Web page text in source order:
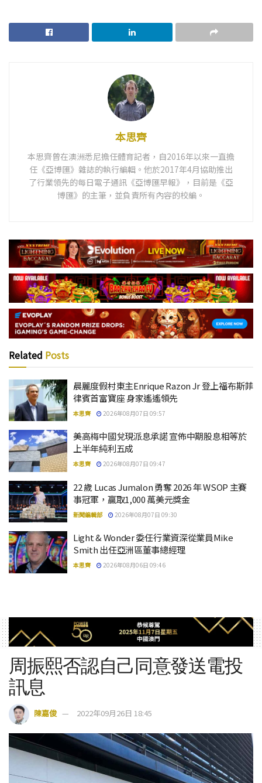
本思齊
本思齊曾在澳洲悉尼擔任體育記者，自2016年以來一直擔
任《亞博匯》雜誌的執行編輯。他於2017年4月協助推出
了行業領先的每日電子通訊《亞博匯早報》，目前是《亞
博匯》的主筆，並負責所有內容的校編。
Related Posts
晨麗度假村東主Enrique Razon Jr 登上福布斯菲
律賓首富寶座 身家遙遙領先
本思齊 2026年08月07日 09:57
美高梅中國兌現派息承諾 宣佈中期股息相等於
上半年純利五成
本思齊 2026年08月07日 09:47
22 歲 Lucas Jumalon 勇奪 2026 年 WSOP 主賽
事冠軍，贏取1,000 萬美元獎金
新聞編輯部 2026年08月07日 09:30
Light & Wonder 委任行業資深從業員Mike
Smith 出任亞洲區董事總經理
本思齊 2026年08月06日 09:46
周振熙否認自己同意發送電投
訊息
陳嘉俊 2022年09月26日 18:45